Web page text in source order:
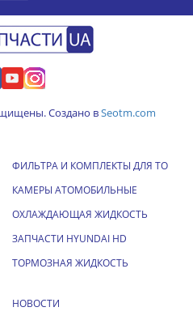
Создано вSeotm.com
ФИЛЬТРА И КОМПЛЕКТЫ ДЛЯ ТО
КАМЕРЫ АТОМОБИЛЬНЫЕ
ОХЛАЖДАЮЩАЯ ЖИДКОСТЬ
ЗАПЧАСТИ HYUNDAI HD
ТОРМОЗНАЯ ЖИДКОСТЬ
НОВОСТИ